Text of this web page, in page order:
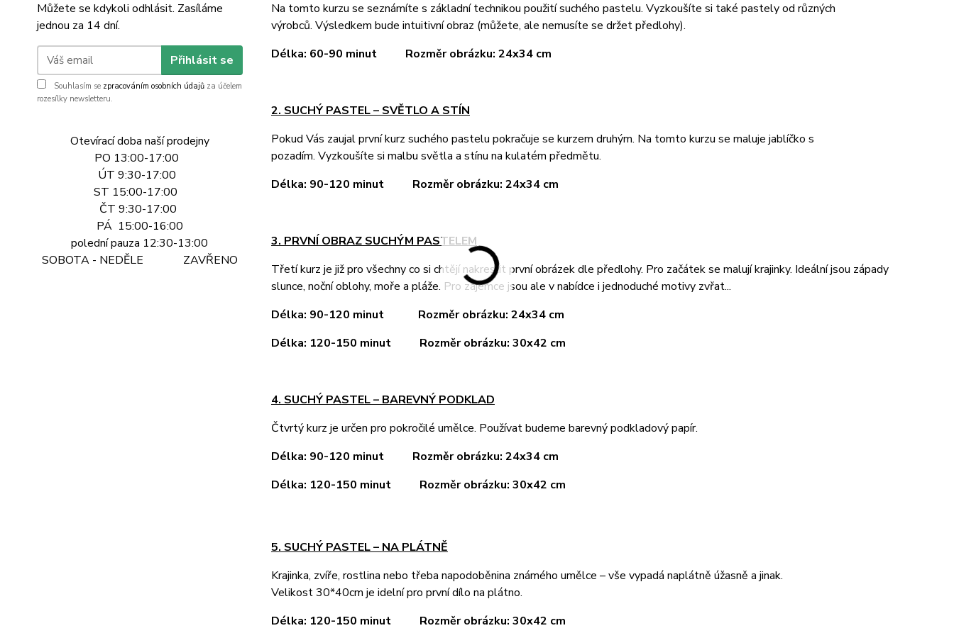
Můžete se kdykoli odhlásit. Zasíláme
jednou za 14 dní.
Přihlásit se
Souhlasím se zpracováním osobních údajů za účelem
rozesílky newsletteru.
Otevírací doba naší prodejny
PO 13:00-17:00
ÚT 9:30-17:00
ST 15:00-17:00
ČT 9:30-17:00
PÁ 15:00-16:00
polední pauza 12:30-13:00
SOBOTA - NEDĚLE ZAVŘENO
Na tomto kurzu se seznámíte s základní technikou použití suchého pastelu. Vyzkoušíte si také pastely od různých
výrobců. Výsledkem bude intuitivní obraz (můžete, ale nemusíte se držet předlohy).
Délka: 60-90 minut Rozměr obrázku: 24x34 cm
2. SUCHÝ PASTEL – SVĚTLO A STÍN
Pokud Vás zaujal první kurz suchého pastelu pokračuje se kurzem druhým. Na tomto kurzu se maluje jablíčko s
pozadím. Vyzkoušíte si malbu světla a stínu na kulatém předmětu.
Délka: 90-120 minut Rozměr obrázku: 24x34 cm
3. PRVNÍ OBRAZ SUCHÝM PASTELEM
Třetí kurz je již pro všechny co si chtějí nakreslit první obrázek dle předlohy. Pro začátek se malují krajinky. Ideální jsou západy
slunce, noční oblohy, moře a pláže. Pro zájemce jsou ale v nabídce i jednoduché motivy zvřat...
Délka: 90-120 minut Rozměr obrázku: 24x34 cm
Délka: 120-150 minut Rozměr obrázku: 30x42 cm
4. SUCHÝ PASTEL – BAREVNÝ PODKLAD
Čtvrtý kurz je určen pro pokročilé umělce. Používat budeme barevný podkladový papír.
Délka: 90-120 minut Rozměr obrázku: 24x34 cm
Délka: 120-150 minut Rozměr obrázku: 30x42 cm
5. SUCHÝ PASTEL – NA PLÁTNĚ
Krajinka, zvíře, rostlina nebo třeba napodoběnina známého umělce – vše vypadá naplátně úžasně a jinak.
Velikost 30*40cm je idelní pro první dílo na plátno.
Délka: 120-150 minut Rozměr obrázku: 30x42 cm